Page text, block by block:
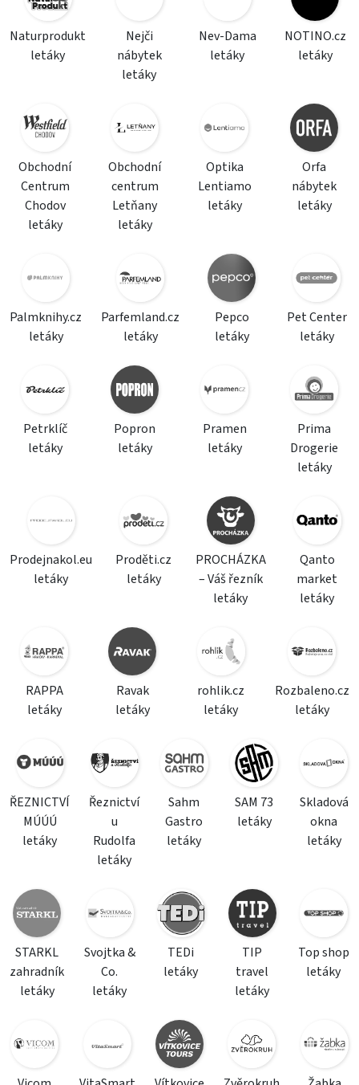
Naturprodukt
letáky
Nejči
nábytek
letáky
Nev-Dama
letáky
NOTINO.cz
letáky
Obchodní
Centrum
Chodov
letáky
Obchodní
centrum
Letňany
letáky
Optika
Lentiamo
letáky
Orfa
nábytek
letáky
Palmknihy.cz
letáky
Parfemland.cz
letáky
Pepco
letáky
Pet Center
letáky
Petrklíč
letáky
Popron
letáky
Pramen
letáky
Prima
Drogerie
letáky
Prodejnakol.eu
letáky
Proděti.cz
letáky
PROCHÁZKA
– Váš řezník
letáky
Qanto
market
letáky
RAPPA
letáky
Ravak
letáky
rohlik.cz
letáky
Rozbaleno.cz
letáky
ŘEZNICTVÍ
MÚÚÚ
letáky
Řeznictví
u
Rudolfa
letáky
Sahm
Gastro
letáky
SAM 73
letáky
Skladová
okna
letáky
STARKL
zahradník
letáky
Svojtka &
Co.
letáky
TEDi
letáky
TIP
travel
letáky
Top shop
letáky